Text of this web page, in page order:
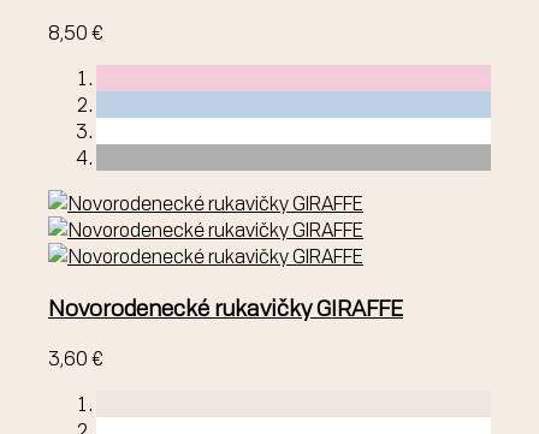
8,50 €
Novorodenecké rukavičky GIRAFFE
3,60 €